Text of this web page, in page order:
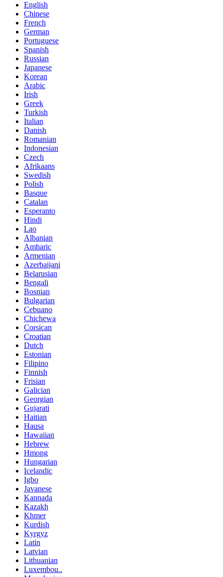
English
Chinese
French
German
Portuguese
Spanish
Russian
Japanese
Korean
Arabic
Irish
Greek
Turkish
Italian
Danish
Romanian
Indonesian
Czech
Afrikaans
Swedish
Polish
Basque
Catalan
Esperanto
Hindi
Lao
Albanian
Amharic
Armenian
Azerbaijani
Belarusian
Bengali
Bosnian
Bulgarian
Cebuano
Chichewa
Corsican
Croatian
Dutch
Estonian
Filipino
Finnish
Frisian
Galician
Georgian
Gujarati
Haitian
Hausa
Hawaiian
Hebrew
Hmong
Hungarian
Icelandic
Igbo
Javanese
Kannada
Kazakh
Khmer
Kurdish
Kyrgyz
Latin
Latvian
Lithuanian
Luxembou..